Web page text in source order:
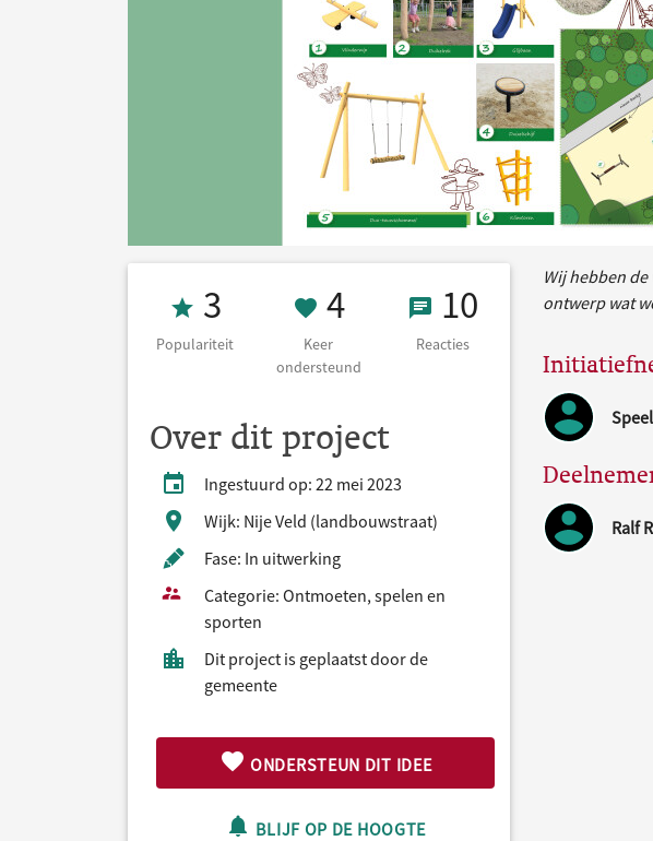
Populariteit 3
3
Populariteit
4 Keer ondersteund
4
Keer
ondersteund
10 Reacties
10
Reacties
Over dit project
Ingestuurd op: 22 mei 2023
Wijk: Nije Veld (landbouwstraat)
Fase: In uitwerking
Categorie: Ontmoeten, spelen en
sporten
Dit project is geplaatst door de
gemeente
ONDERSTEUN DIT IDEE
BLIJF OP DE HOOGTE
Wij hebben
ontwerp wat
Ralf